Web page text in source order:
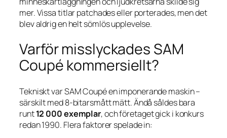
mer. Vissa titlar patchades eller porterades, men det
blev aldrig en helt sömlös upplevelse.
Varför misslyckades SAM
Coupé kommersiellt?
Tekniskt var SAM Coupé en imponerande maskin –
särskilt med 8-bitarsmått mätt. Ändå såldes bara
runt12 000 exemplar, och företaget gick i konkurs
redan 1990. Flera faktorer spelade in: